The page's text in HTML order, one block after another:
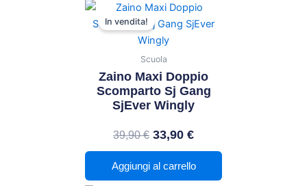
In vendita!
Scuola
Zaino Maxi Doppio
Scomparto Sj Gang
SjEver Wingly
39,90€
Il
prezzo
originale
era:
39,90 €.
33,90 €
Il
prezzo
33,90 €.
Aggiungi al carrello